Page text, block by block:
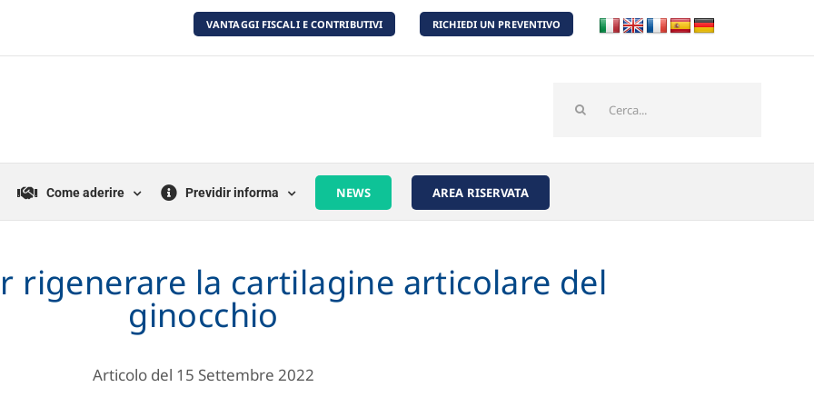
VANTAGGI FISCALI E CONTRIBUTIVI RICHIEDI UN PREVENTIVO
per:
Come aderire Previdir informa NEWS AREA RISERVATA
rigenerare la cartilagine articolare del
ginocchio
Articolo del 15 Settembre 2022